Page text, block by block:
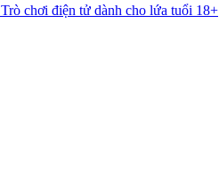
Trò chơi điện tử dành cho lứa tuổi 18+